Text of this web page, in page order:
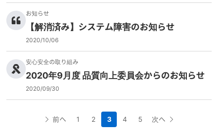
お知らせ
【解消済み】システム障害のお知らせ
2020/10/06
安心安全の取り組み
2020年9月度 品質向上委員会からのお知らせ
2020/09/30
前へ 1 2 3 4 5 次へ